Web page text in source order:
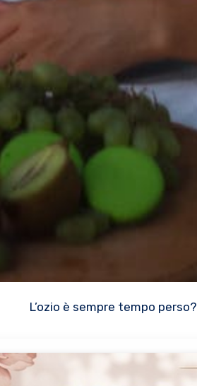
L’ozio è sempre tempo perso?